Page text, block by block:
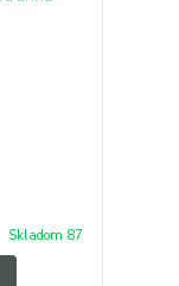
Skladom 87